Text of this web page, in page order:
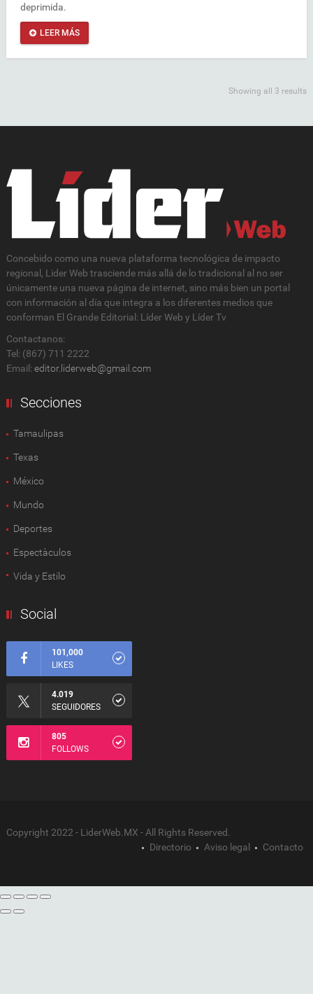
deprimida.
LEER MÁS
Showing all 3 results
Concebido como una nueva plataforma tecnológica de impacto
regional, Lider Web trasciende más allá de lo tradicional al no ser
únicamente una nueva página de internet, sino más bien un portal
con información al día que integra a los diferentes medios que
conforman El Grande Editorial: Líder Web y Líder Tv
Contactanos:
Tel: (867) 711 2222
Email: editor.liderweb@gmail.com
Secciones
Tamaulipas
Texas
México
Mundo
Deportes
Espectàculos
Vida y Estilo
Social
101,000
LIKES
4.019
SEGUIDORES
805
FOLLOWS
Copyright 2022 - LiderWeb.MX - All Rights Reserved.
Directorio
Aviso legal Contacto